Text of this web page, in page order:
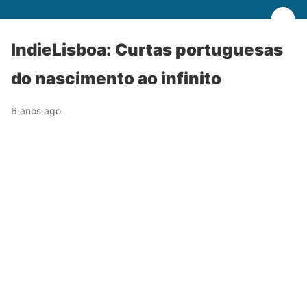
IndieLisboa: Curtas portuguesas
do nascimento ao infinito
6 anos ago